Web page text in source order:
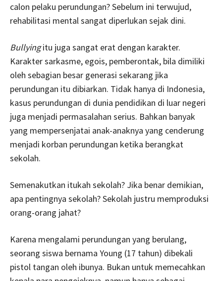
calon pelaku perundungan? Sebelum ini terwujud,
rehabilitasi mental sangat diperlukan sejak dini.
Bullyingitu juga sangat erat dengan karakter.
Karakter sarkasme, egois, pemberontak, bila dimiliki
oleh sebagian besar generasi sekarang jika
perundungan itu dibiarkan. Tidak hanya di Indonesia,
kasus perundungan di dunia pendidikan di luar negeri
juga menjadi permasalahan serius. Bahkan banyak
yang mempersenjatai anak-anaknya yang cenderung
menjadi korban perundungan ketika berangkat
sekolah.
Semenakutkan itukah sekolah? Jika benar demikian,
apa pentingnya sekolah? Sekolah justru memproduksi
orang-orang jahat?
Karena mengalami perundungan yang berulang,
seorang siswa bernama Young (17 tahun) dibekali
pistol tangan oleh ibunya. Bukan untuk memecahkan